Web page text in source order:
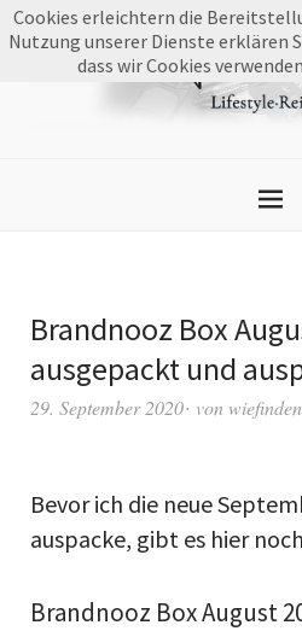
Brandnooz Box
ausgepackt und
29. September 2020 von
Bevor ich die neue
auspacke, gibt es hier
Brandnooz Box August
Cookies erleichtern die
Nutzung unserer Dienste erklären
dass wir Cookies